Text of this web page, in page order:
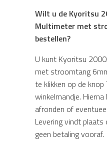
Wilt u de Kyoritsu
Multimeter met
bestellen?
U kunt Kyoritsu
met stroomtang
te klikken op de knop
winkelmandje.
afronden of
Levering vindt
geen betaling vooraf.